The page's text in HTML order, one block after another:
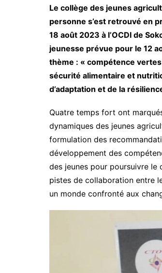
Le collège des jeunes
personne s’est retrouvé en
18 août 2023 à l’OCDI de
jeunesse prévue pour le 12
thème : « compétence
sécurité alimentaire et
d’adaptation et de la
Quatre temps fort ont
dynamiques des jeunes
formulation des
développement des
des jeunes pour poursuivre le
pistes de collaboration entre
un monde confronté aux